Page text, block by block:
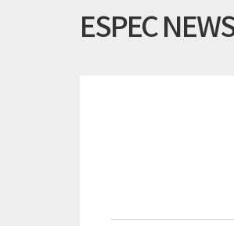
ESPEC